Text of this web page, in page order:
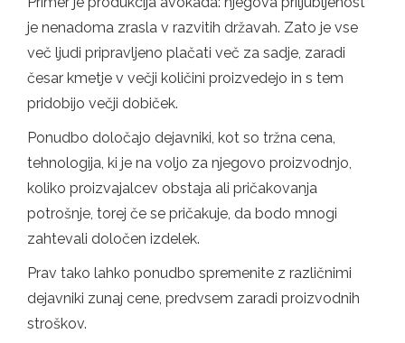
je nenadoma zrasla v razvitih državah. Zato je vse
več ljudi pripravljeno plačati več za sadje, zaradi
česar kmetje v večji količini proizvedejo in s tem
pridobijo večji dobiček.
Ponudbo določajo dejavniki, kot so tržna cena,
tehnologija, ki je na voljo za njegovo proizvodnjo,
koliko proizvajalcev obstaja ali pričakovanja
potrošnje, torej če se pričakuje, da bodo mnogi
zahtevali določen izdelek.
Prav tako lahko ponudbo spremenite z različnimi
dejavniki zunaj cene, predvsem zaradi proizvodnih
stroškov.